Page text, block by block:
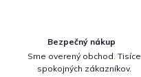
Bezpečný nákup
Sme overený obchod. Tisíce
spokojných zákazníkov.